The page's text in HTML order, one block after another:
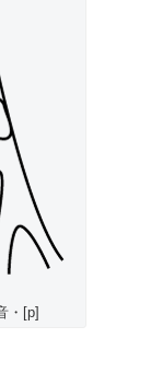
・[p]